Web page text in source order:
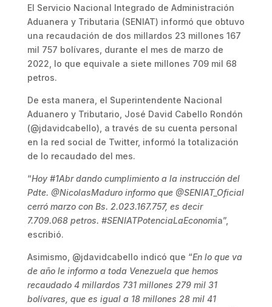
El Servicio Nacional Integrado de Administración
Aduanera y Tributaria (SENIAT) informó que obtuvo
una recaudación de dos millardos 23 millones 167
mil 757 bolívares, durante el mes de marzo de
2022, lo que equivale a siete millones 709 mil 68
petros.
De esta manera, el Superintendente Nacional
Aduanero y Tributario, José David Cabello Rondón
(@jdavidcabello), a través de su cuenta personal
en la red social de Twitter, informó la totalización
de lo recaudado del mes.
“Hoy #1Abr dando cumplimiento a la instrucción del
Pdte. @NicolasMaduro informo que @SENIAT_Oficial
cerró marzo con Bs. 2.023.167.757, es decir
7.709.068 petros. #SENIATPotenciaLaEconomía”,
escribió.
Asimismo, @jdavidcabello indicó que “En lo que va
de año le informo a toda Venezuela que hemos
recaudado 4 millardos 731 millones 279 mil 31
bolívares, que es igual a 18 millones 28 mil 41